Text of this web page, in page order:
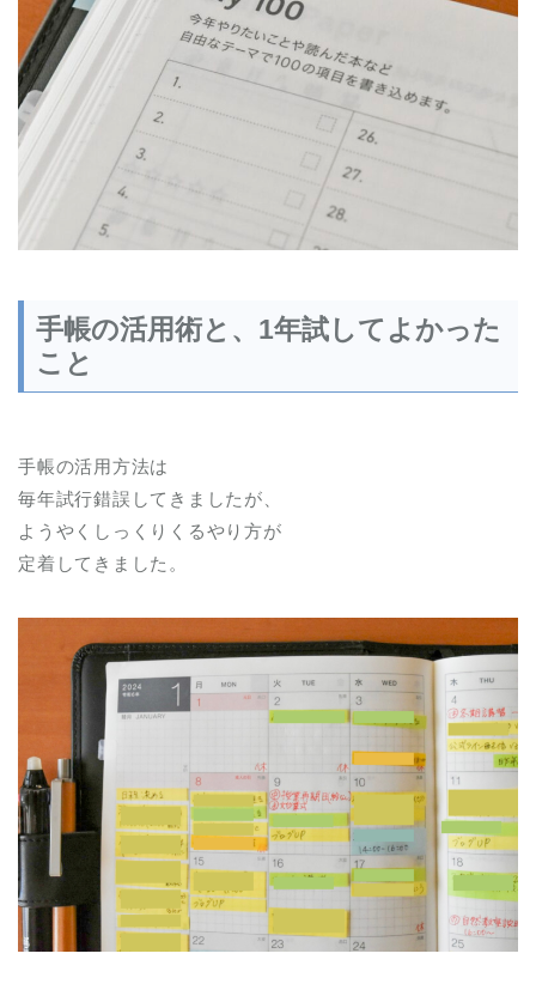
手帳の活用術と、1年試してよかった
こと
手帳の活用方法は
毎年試行錯誤してきましたが、
ようやくしっくりくるやり方が
定着してきました。